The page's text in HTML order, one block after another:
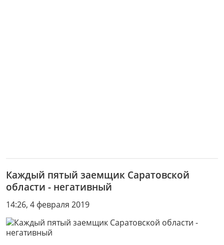
Каждый пятый заемщик Саратовской
области - негативный
14:26, 4 февраля 2019